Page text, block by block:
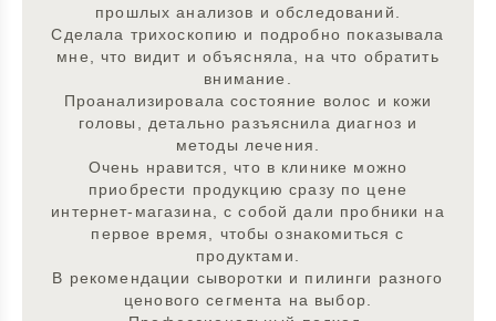
прошлых анализов и обследований.
Сделала трихоскопию и подробно показывала
мне, что видит и объясняла, на что обратить
внимание.
Проанализировала состояние волос и кожи
головы, детально разъяснила диагноз и
методы лечения.
Очень нравится, что в клинике можно
приобрести продукцию сразу по цене
интернет-магазина, с собой дали пробники на
первое время, чтобы ознакомиться с
продуктами.
В рекомендации сыворотки и пилинги разного
ценового сегмента на выбор.